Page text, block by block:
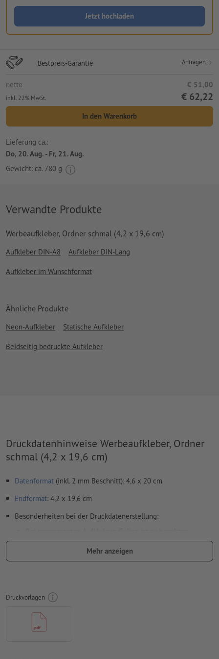
Jetzt hochladen
Bestpreis-Garantie Anfragen
netto € 51,00
inkl. 22% MwSt. € 62,22
In den Warenkorb
Lieferung ca.:
Do, 20. Aug. - Fr, 21. Aug.
Gewicht: ca. 780 g
Verwandte Produkte
Werbeaufkleber, Ordner schmal (4,2 x 19,6 cm)
Aufkleber DIN-A8 Aufkleber DIN-Lang
Aufkleber im Wunschformat
Ähnliche Produkte
Neon-Aufkleber Statische Aufkleber
Beidseitig bedruckte Aufkleber
Druckdatenhinweise Werbeaufkleber, Ordner
schmal (4,2 x 19,6 cm)
Datenformat (inkl. 2 mm Beschnitt): 4,6 x 20 cm
Endformat: 4,2 x 19,6 cm
Besonderheiten bei der Druckdatenerstellung:
der Druck von weißen Elementen ist nicht möglich
je heller die Druckfarbe, desto transparenter wirkt die
der Druck erfolgt seitenrichtig (selbstklebender Teil auf
Mehr anzeigen
Druckvorlagen